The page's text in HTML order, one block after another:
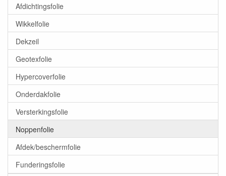
Afdichtingsfolie
Wikkelfolie
Dekzeil
Geotexfolie
Hypercoverfolie
Onderdakfolie
Versterkingsfolie
Noppenfolie
Afdek/beschermfolie
Funderingsfolie